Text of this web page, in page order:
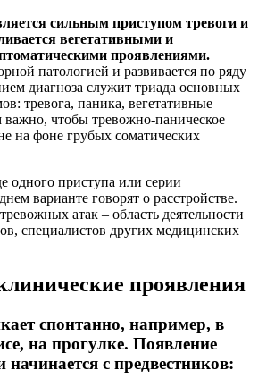
сильным приступом тревоги и
вегетативными и
проявлениями.
патологией и развивается по ряду
диагноза служит триада основных
тревога, паника, вегетативные
чтобы тревожно-паническое
на фоне грубых соматических
одного приступа или серии
варианте говорят о расстройстве.
атак – область деятельности
специалистов других медицинских
проявления
спонтанно, например, в
на прогулке. Появление
начинается с предвестников: